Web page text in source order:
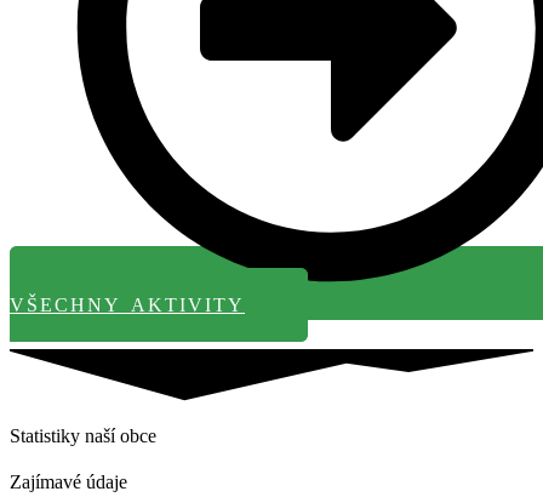
VŠECHNY AKTIVITY
Statistiky naší obce
Zajímavé údaje